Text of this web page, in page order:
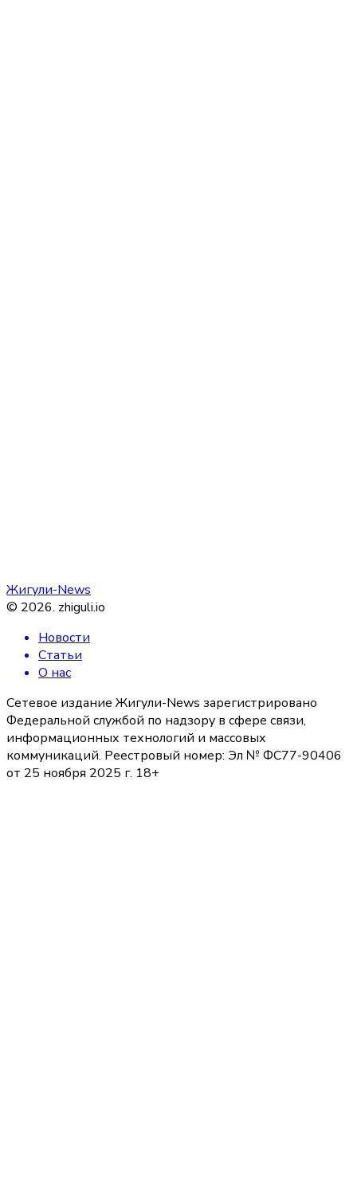
Жигули-News
© 2026. zhiguli.io
Новости
Статьи
О нас
Сетевое издание Жигули-News зарегистрировано
Федеральной службой по надзору в сфере связи,
информационных технологий и массовых
коммуникаций. Реестровый номер: Эл № ФС77-90406
от 25 ноября 2025 г. 18+